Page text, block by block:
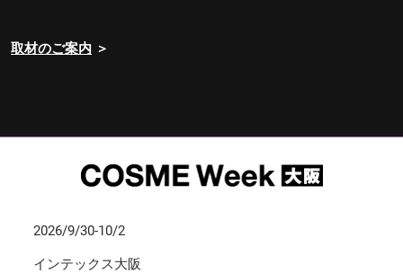
取材のご案内 ＞
2026/9/30-10/2
インテックス大阪